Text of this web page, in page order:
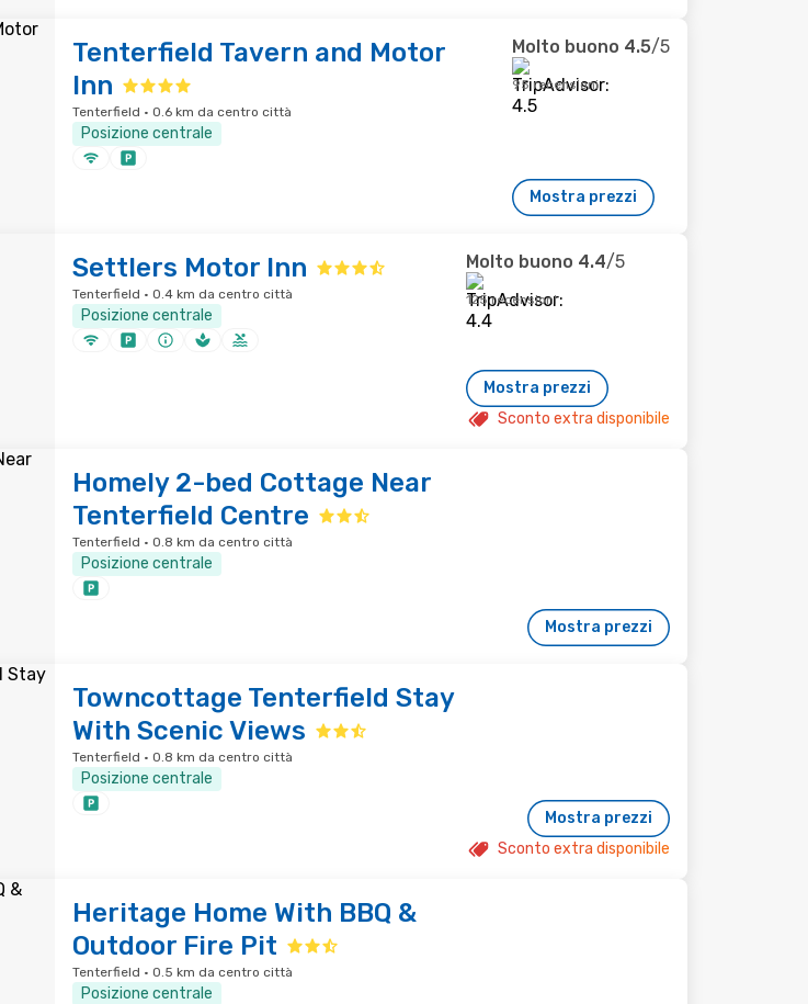
Tenterfield Tavern and Motor
Inn
Tenterfield · 0.6 km da centro città
Posizione centrale
Molto buono 4.5/5
95 recensioni
Mostra prezzi
Settlers Motor Inn
Tenterfield · 0.4 km da centro città
Posizione centrale
Molto buono 4.4/5
125 recensioni
Mostra prezzi
Sconto extra disponibile
Homely 2-bed Cottage Near
Tenterfield Centre
Tenterfield · 0.8 km da centro città
Posizione centrale
Mostra prezzi
Towncottage Tenterfield Stay
With Scenic Views
Tenterfield · 0.8 km da centro città
Posizione centrale
Mostra prezzi
Sconto extra disponibile
Heritage Home With BBQ &
Outdoor Fire Pit
Tenterfield · 0.5 km da centro città
Posizione centrale